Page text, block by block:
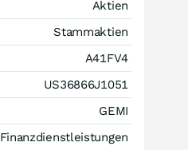
Aktien
Stammaktien
A41FV4
US36866J1051
GEMI
Finanzdienstleistungen